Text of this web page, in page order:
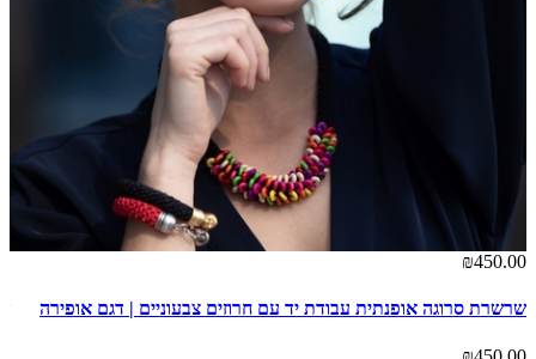
₪450.00
שרשרת סרוגה אופנתית עבודת יד עם חרוזים צבעוניים | דגם אופירה